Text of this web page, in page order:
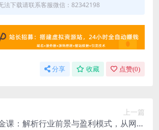
法下载请联系客服微信：82342198
分享 收藏 点赞(0)
上一篇
课：解析行业前景与盈利模式，从网文